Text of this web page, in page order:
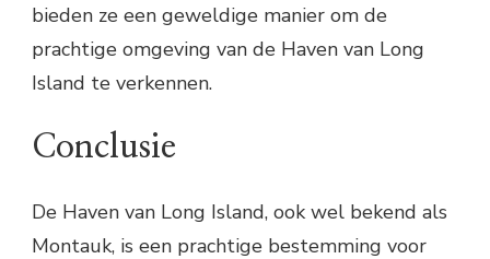
bieden ze een geweldige manier om de
prachtige omgeving van de Haven van Long
Island te verkennen.
Conclusie
De Haven van Long Island, ook wel bekend als
Montauk, is een prachtige bestemming voor